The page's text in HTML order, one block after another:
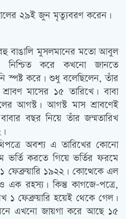
২৯ই জুন মৃত্যুবরণ করেন।
বাঙালি মুসলমানের মতো আবুল
নিশ্চিত করে কখনো জানতে
স্পষ্ট করে। শুধু বলেছিলেন, তাঁর
মাসের ১৫ তারিখে। বাবা
আগস্ট। আগস্ট মাস শ্রাবণেই
বছর নিয়ে তাঁর জন্মতারিখ
অবশ্য এ তারিখের কোনো
ভর্তি করতে গিয়ে ভর্তির ফরমে
১ ফেব্রুয়ারি ১৯২২। কোত্থেকে এল
এক রহস্য। কিন্তু কাগজে-পত্রে,
১ ফেব্রুয়ারি হয়েই থেকে গেল।
এখনো জায়গা করে আছে ১৫